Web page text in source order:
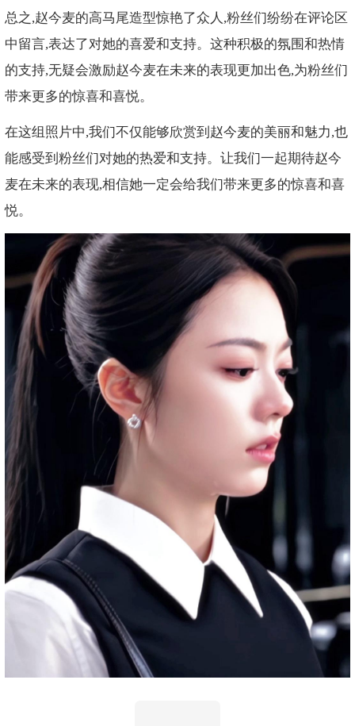
总之,赵今麦的高马尾造型惊艳了众人,粉丝们纷纷在评论区
中留言,表达了对她的喜爱和支持。这种积极的氛围和热情
的支持,无疑会激励赵今麦在未来的表现更加出色,为粉丝们
带来更多的惊喜和喜悦。
在这组照片中,我们不仅能够欣赏到赵今麦的美丽和魅力,也
能感受到粉丝们对她的热爱和支持。让我们一起期待赵今
麦在未来的表现,相信她一定会给我们带来更多的惊喜和喜
悦。